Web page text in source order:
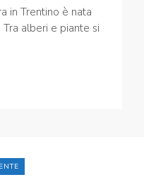
in Trentino è nata
alberi e piante si